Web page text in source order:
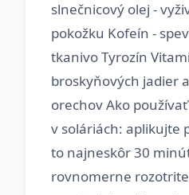
slnečnicový olej -
pokožku Kofeín -
tkanivo Tyrozín
broskyňových jadier
orechov Ako
v soláriách: aplikujte
to najneskôr 30
rovnomerne